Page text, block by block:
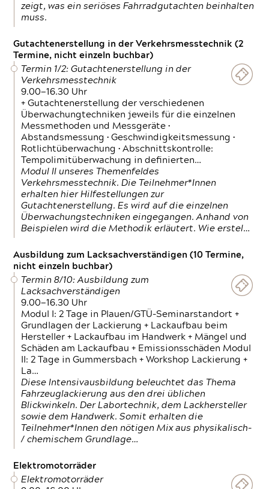
zeigt, was ein seriöses Fahrradgutachten beinhalten
muss.
Gutachtenerstellung in der Verkehrsmesstechnik (2
Termine, nicht einzeln buchbar)
Termin 1/2: Gutachtenerstellung in der
Verkehrsmesstechnik
9.00—16.30 Uhr
+ Gutachtenerstellung der verschiedenen
Überwachungtechniken jeweils für die einzelnen
Messmethoden und Messgeräte •
Abstandsmessung • Geschwindigkeitsmessung •
Rotlichtüberwachung • Abschnittskontrolle:
Tempolimitüberwachung in definierten…
Modul II unseres Themenfeldes
Verkehrsmesstechnik. Die Teilnehmer*Innen
erhalten hier Hilfestellungen zur
Gutachtenerstellung. Es wird auf die einzelnen
Überwachungstechniken eingegangen. Anhand von
Beispielen wird die Methodik erläutert. Wie erstel…
Ausbildung zum Lacksachverständigen (10 Termine,
nicht einzeln buchbar)
Termin 8/10: Ausbildung zum
Lacksachverständigen
9.00—16.30 Uhr
Modul I: 2 Tage in Plauen/GTÜ-Seminarstandort +
Grundlagen der Lackierung + Lackaufbau beim
Hersteller + Lackaufbau im Handwerk + Mängel und
Schäden am Lackaufbau + Emissionsschäden Modul
II: 2 Tage in Gummersbach + Workshop Lackierung +
La…
Diese Intensivausbildung beleuchtet das Thema
Fahrzeuglackierung aus den drei üblichen
Blickwinkeln. Der Labortechnik, dem Lackhersteller
sowie dem Handwerk. Somit erhalten die
Teilnehmer*Innen den nötigen Mix aus physikalisch-
/ chemischem Grundlage…
Elektromotorräder
Elektromotorräder